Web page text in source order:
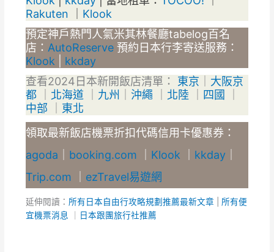
Rakuten
Klook
預定神戶熱門人氣米其林餐廳tabelog百名
店： AutoReserve預約日本行李寄送服務：
Klook
kkday
查看2024日本新開飯店清單： 東京
大阪京
都｜ 北海道 九州 沖繩 北陸｜ 四國
中部
東北
領取最新飯店機票折扣代碼信用卡優惠券：
agoda
booking.com Klook kkday｜
Trip.com
ezTravel易遊網
延伸閱讀： 所有日本自由行攻略規劃推薦最新文章
所有便
宜機票消息
日本跟團旅行社推薦